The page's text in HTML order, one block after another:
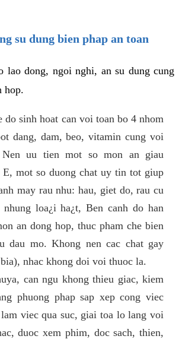
su dung bien phap an toan
lao dong, ngoi nghi, an su dung cung
hop.
do sinh hoat can voi toan bo 4 nhom
dang, dam, beo, vitamin cung voi
Nen uu tien mot so mon an giau
mot so duong chat uy tin tot giup
may rau nhu: hau, giet do, rau cu
loa¿i ha¿t, Ben canh do han
an dong hop, thuc pham che bien
dau mo. Khong nen cac chat gay
nhac khong doi voi thuoc la.
can ngu khong thieu giac, kiem
phuong phap sap xep cong viec
viec qua suc, giai toa lo lang voi
duoc xem phim, doc sach, thien,